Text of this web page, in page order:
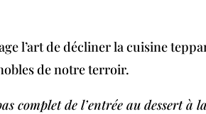
l’art de décliner la cuisine
de notre terroir.
complet de l’entrée au dessert à